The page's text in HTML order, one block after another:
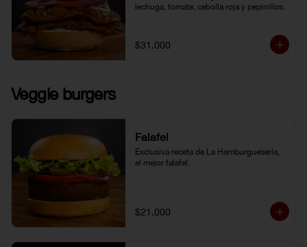
lechuga, tomate, cebolla roja y pepinillos.
$31.000
Veggie burgers
Falafel
Exclusiva receta de La Hamburguesería,
el mejor falafel.
$21.000